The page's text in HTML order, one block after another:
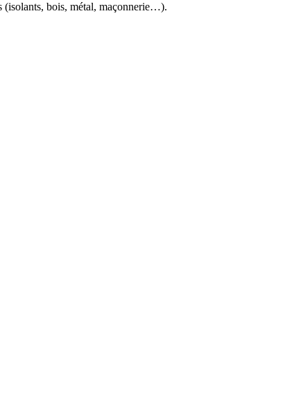
(isolants, bois, métal, maçonnerie…).